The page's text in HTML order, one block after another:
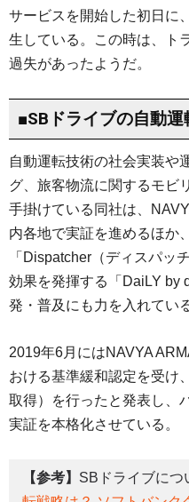
サービスを開始した初日に
生している。この時は、ト
過失があったようだ。
■SBドライブの自動
自動運転技術の社会実装や
グ、旅客物流に関するモビ
手掛けている同社は、
内各地で実証を進めるほか
「Dispatcher（ディスパッ
効果を発揮する「DaiLY by
発・普及にも力を入れている
2019年6月にはNAVYA
おける基準緩和認定を受け
取得）を行ったと発表し、
実証を本格化させている。
【参考】 SBドライブにつ